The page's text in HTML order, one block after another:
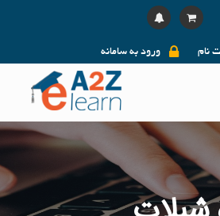
ورود به سامانه نام